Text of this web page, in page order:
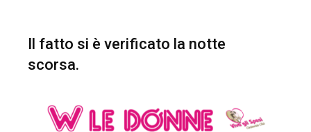
Il fatto si è verificato la notte
scorsa.